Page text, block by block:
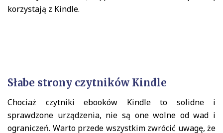
korzystają z Kindle.
Słabe strony czytników Kindle
Chociaż czytniki ebooków Kindle to solidne i
sprawdzone urządzenia, nie są one wolne od wad i
ograniczeń. Warto przede wszystkim zwrócić uwagę, że